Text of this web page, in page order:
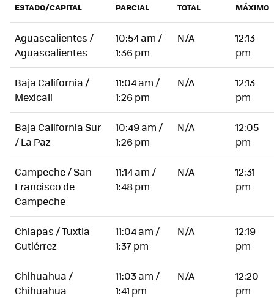
ESTADO/CAPITAL
PARCIAL
TOTAL
MÁXIMO
Aguascalientes /
Aguascalientes
10:54 am /
1:36 pm
N/A
12:13
pm
Baja California /
Mexicali
11:04 am /
1:26 pm
N/A
12:13
pm
Baja California Sur
/ La Paz
10:49 am /
1:26 pm
N/A
12:05
pm
Campeche / San
Francisco de
Campeche
11:14 am /
1:48 pm
N/A
12:31
pm
Chiapas / Tuxtla
Gutiérrez
11:04 am /
1:37 pm
N/A
12:19
pm
Chihuahua /
Chihuahua
11:03 am /
1:41 pm
N/A
12:20
pm